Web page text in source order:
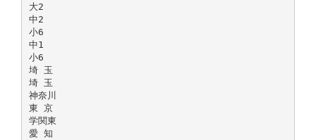
大2
中2
小6
中1
小6
埼 玉
埼 玉
神奈川
東 京
学関東
愛 知